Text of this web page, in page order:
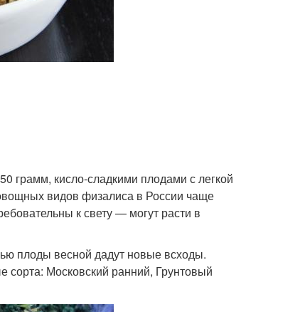
грамм, кисло-сладкими плодами с легкой
видов физалиса в России чаще
к свету — могут расти в
плоды весной дадут новые всходы.
Московский ранний, Грунтовый